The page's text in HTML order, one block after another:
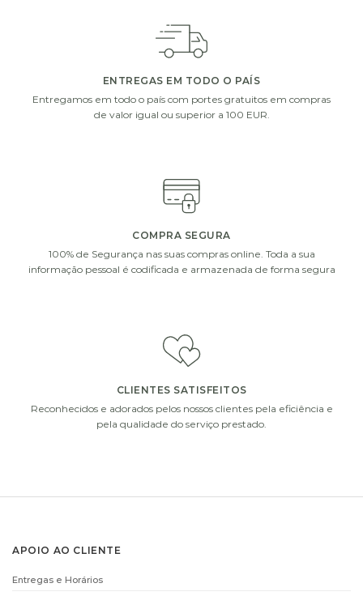
ENTREGAS EM TODO O PAÍS
Entregamos em todo o país com portes gratuitos em compras
de valor igual ou superior a 100 EUR.
COMPRA SEGURA
100% de Segurança nas suas compras online. Toda a sua
informação pessoal é codificada e armazenada de forma segura
CLIENTES SATISFEITOS
Reconhecidos e adorados pelos nossos clientes pela eficiência e
pela qualidade do serviço prestado.
APOIO AO CLIENTE
Entregas e Horários